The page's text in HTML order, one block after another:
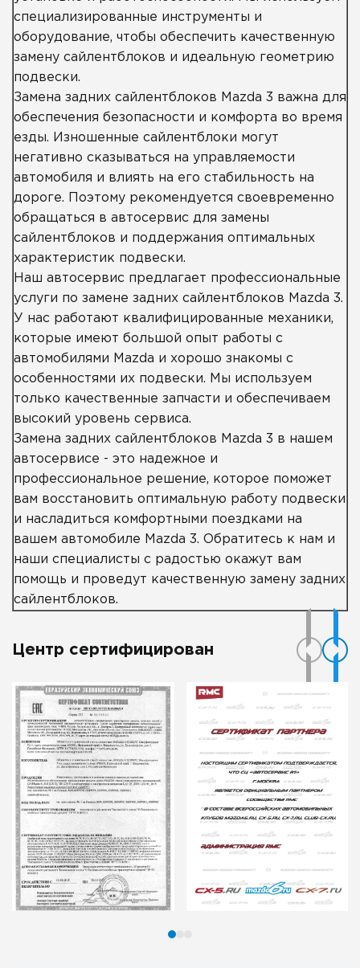
специализированные инструменты и
оборудование, чтобы обеспечить качественную
замену сайлентблоков и идеальную геометрию
подвески.
Замена задних сайлентблоков Mazda 3 важна для
обеспечения безопасности и комфорта во время
езды. Изношенные сайлентблоки могут
негативно сказываться на управляемости
автомобиля и влиять на его стабильность на
дороге. Поэтому рекомендуется своевременно
обращаться в автосервис для замены
сайлентблоков и поддержания оптимальных
характеристик подвески.
Наш автосервис предлагает профессиональные
услуги по замене задних сайлентблоков Mazda 3.
У нас работают квалифицированные механики,
которые имеют большой опыт работы с
автомобилями Mazda и хорошо знакомы с
особенностями их подвески. Мы используем
только качественные запчасти и обеспечиваем
высокий уровень сервиса.
Замена задних сайлентблоков Mazda 3 в нашем
автосервисе - это надежное и
профессиональное решение, которое поможет
вам восстановить оптимальную работу подвески
и насладиться комфортными поездками на
вашем автомобиле Mazda 3. Обратитесь к нам и
наши специалисты с радостью окажут вам
помощь и проведут качественную замену задних
сайлентблоков.
Центр сертифицирован